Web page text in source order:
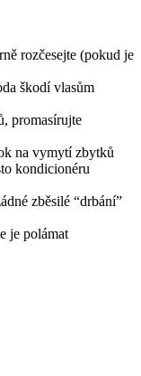
rozčesejte (pokud je
škodí vlasům
promasírujte
na vymytí zbytků
kondicionéru
zběsilé “drbání”
je polámat